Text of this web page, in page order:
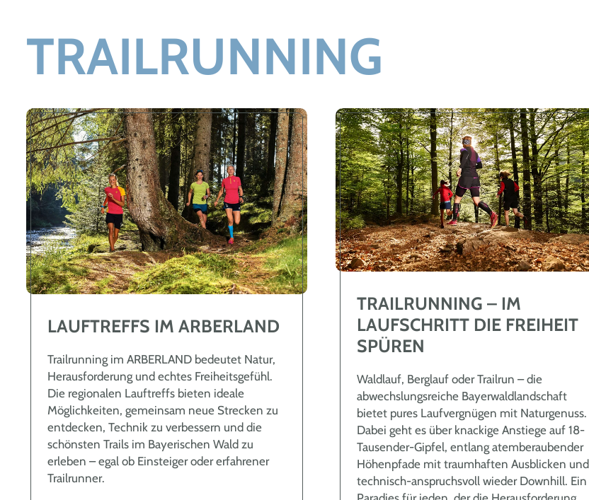
TRAILRUNNING
LAUFTREFFS IM ARBERLAND
Trailrunning im ARBERLAND bedeutet Natur,
Herausforderung und echtes Freiheitsgefühl.
Die regionalen Lauftreffs bieten ideale
Möglichkeiten, gemeinsam neue Strecken zu
entdecken, Technik zu verbessern und die
schönsten Trails im Bayerischen Wald zu
erleben – egal ob Einsteiger oder erfahrener
Trailrunner.
TRAILRUNNING – IM
LAUFSCHRITT DIE FREIHEIT
SPÜREN
Waldlauf, Berglauf oder Trailrun – die
abwechslungsreiche Bayerwaldlandschaft
bietet pures Laufvergnügen mit Naturgenuss.
Dabei geht es über knackige Anstiege auf 18-
Tausender-Gipfel, entlang atemberaubender
Höhenpfade mit traumhaften Ausblicken und
technisch-anspruchsvoll wieder Downhill. Ein